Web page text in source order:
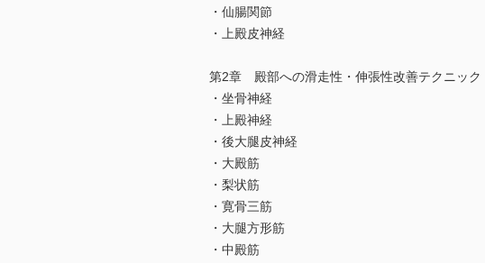
・仙腸関節
・上殿皮神経
第2章 殿部への滑走性・伸張性改善テクニック
・坐骨神経
・上殿神経
・後大腿皮神経
・大殿筋
・梨状筋
・寛骨三筋
・大腿方形筋
・中殿筋